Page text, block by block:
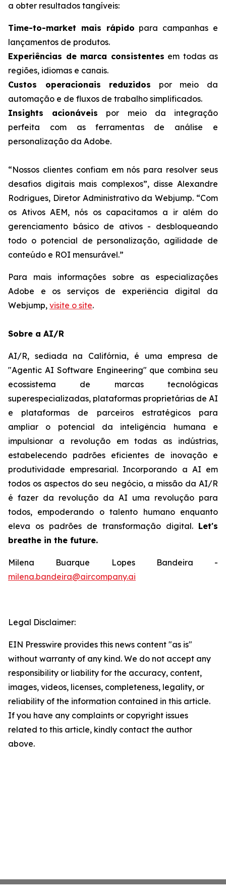
a obter resultados tangíveis:
Time-to-market mais rápido para campanhas e
lançamentos de produtos.
Experiências de marca consistentes em todas as
regiões, idiomas e canais.
Custos operacionais reduzidos por meio da
automação e de fluxos de trabalho simplificados.
Insights acionáveis por meio da integração
perfeita com as ferramentas de análise e
personalização da Adobe.
“Nossos clientes confiam em nós para resolver seus
desafios digitais mais complexos”, disse Alexandre
Rodrigues, Diretor Administrativo da Webjump. “Com
os Ativos AEM, nós os capacitamos a ir além do
gerenciamento básico de ativos - desbloqueando
todo o potencial de personalização, agilidade de
conteúdo e ROI mensurável.”
Para mais informações sobre as especializações
Adobe e os serviços de experiência digital da
Webjump, visite o site.
Sobre a AI/R
AI/R, sediada na Califórnia, é uma empresa de
"Agentic AI Software Engineering" que combina seu
ecossistema de marcas tecnológicas
superespecializadas, plataformas proprietárias de AI
e plataformas de parceiros estratégicos para
ampliar o potencial da inteligência humana e
impulsionar a revolução em todas as indústrias,
estabelecendo padrões eficientes de inovação e
produtividade empresarial. Incorporando a AI em
todos os aspectos do seu negócio, a missão da AI/R
é fazer da revolução da AI uma revolução para
todos, empoderando o talento humano enquanto
eleva os padrões de transformação digital. Let's
breathe in the future.
Milena Buarque Lopes Bandeira -
milena.bandeira@aircompany.ai
Legal Disclaimer:
EIN Presswire provides this news content "as is"
without warranty of any kind. We do not accept any
responsibility or liability for the accuracy, content,
images, videos, licenses, completeness, legality, or
reliability of the information contained in this article.
If you have any complaints or copyright issues
related to this article, kindly contact the author
above.